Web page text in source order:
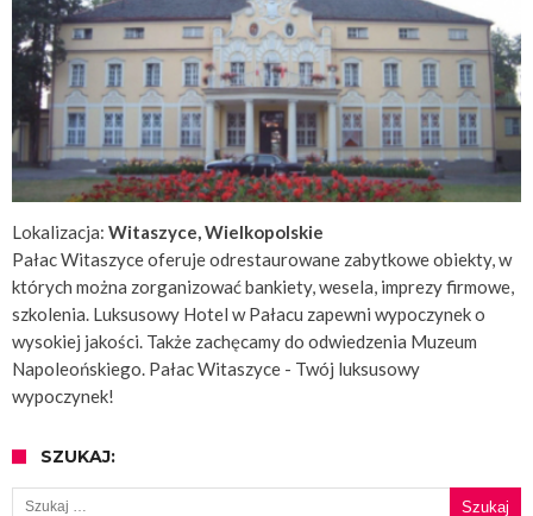
Lokalizacja: Witaszyce, Wielkopolskie
Pałac Witaszyce oferuje odrestaurowane zabytkowe obiekty, w
których można zorganizować bankiety, wesela, imprezy firmowe,
szkolenia. Luksusowy Hotel w Pałacu zapewni wypoczynek o
wysokiej jakości. Także zachęcamy do odwiedzenia Muzeum
Napoleońskiego. Pałac Witaszyce - Twój luksusowy
wypoczynek!
SZUKAJ:
Szukaj: